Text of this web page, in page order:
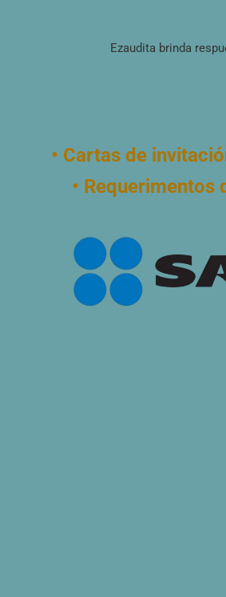
Ezaudita brinda
• Cartas de
• Requerimentos